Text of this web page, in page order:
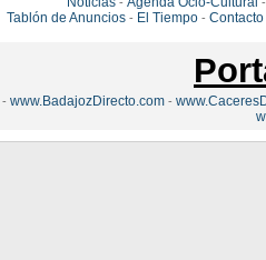
Tablón de Anuncios - El Tiempo - Contacto
-www.BadajozDirecto.com -